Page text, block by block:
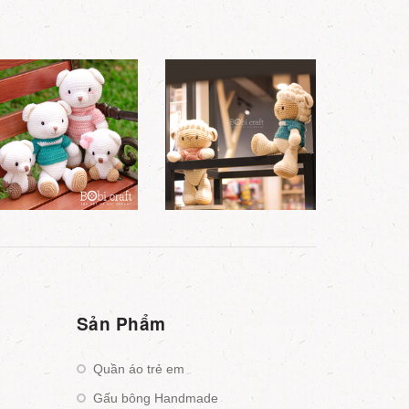
Sản Phẩm
Quần áo trẻ em
Gấu bông Handmade